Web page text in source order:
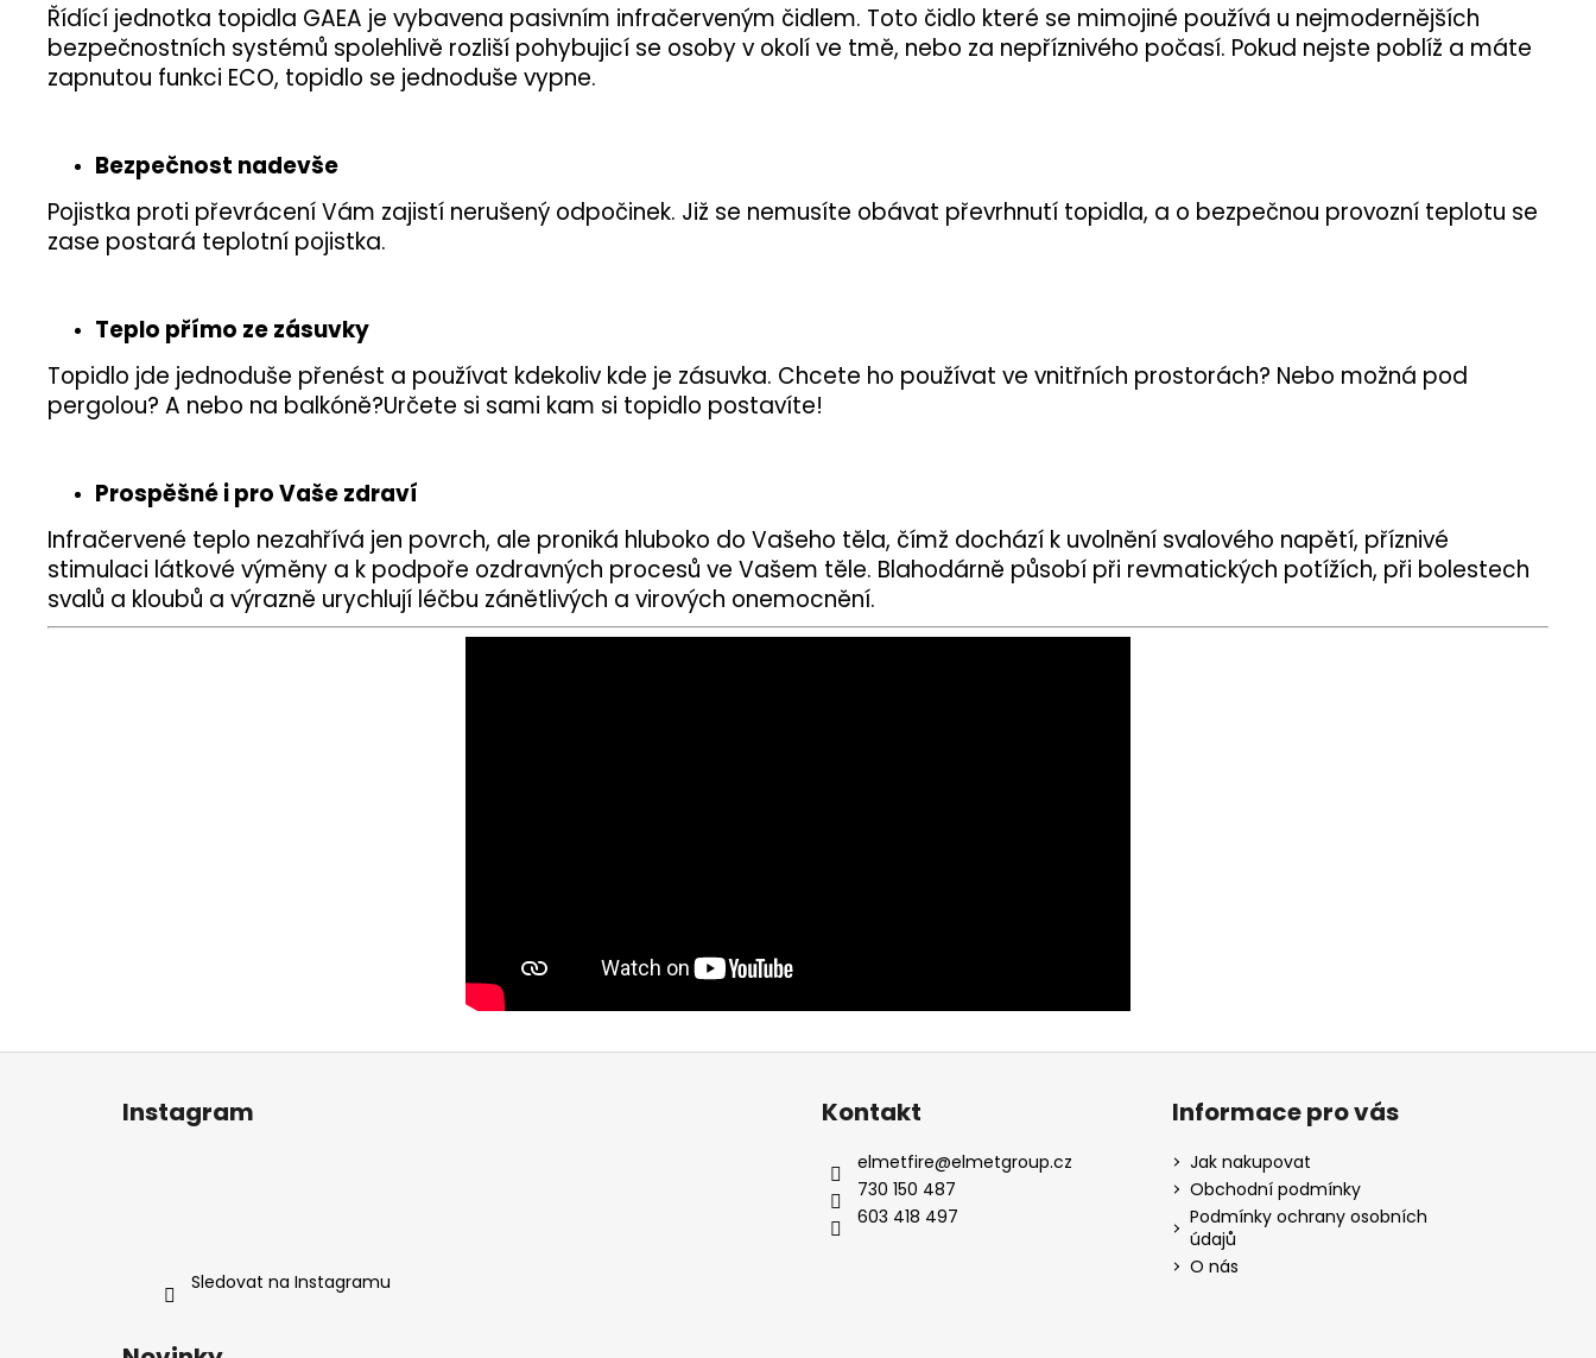
Řídící jednotka topidla GAEA je vybavena pasivním infračerveným čidlem. Toto čidlo které se mimojiné používá u nejmodernějších
bezpečnostních systémů spolehlivě rozliší pohybujicí se osoby v okolí ve tmě, nebo za nepříznivého počasí. Pokud nejste poblíž a máte
zapnutou funkci ECO, topidlo se jednoduše vypne.
Bezpečnost nadevše
Pojistka proti převrácení Vám zajistí nerušený odpočinek. Již se nemusíte obávat převrhnutí topidla, a o bezpečnou provozní teplotu se
zase postará teplotní pojistka.
Teplo přímo ze zásuvky
Topidlo jde jednoduše přenést a používat kdekoliv kde je zásuvka. Chcete ho používat ve vnitřních prostorách? Nebo možná pod
pergolou? A nebo na balkóně?Určete si sami kam si topidlo postavíte!
Prospěšné i pro Vaše zdraví
Infračervené teplo nezahřívá jen povrch, ale proniká hluboko do Vašeho těla, čímž dochází k uvolnění svalového napětí, příznivé
stimulaci látkové výměny a k podpoře ozdravných procesů ve Vašem těle. Blahodárně působí při revmatických potížích, při bolestech
svalů a kloubů a výrazně urychlují léčbu zánětlivých a virových onemocnění.
Z
Instagram
Sledovat na Instagramu
Kontakt
elmetfire@elmetgroup.cz
730 150 487
603 418 497
Informace pro vás
Jak nakupovat
Obchodní podmínky
Podmínky ochrany osobních
údajů
O nás